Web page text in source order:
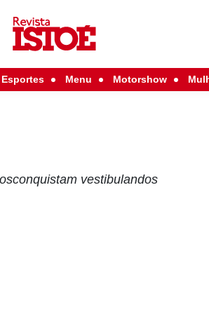
Esportes Menu Motorshow
vestibulandos